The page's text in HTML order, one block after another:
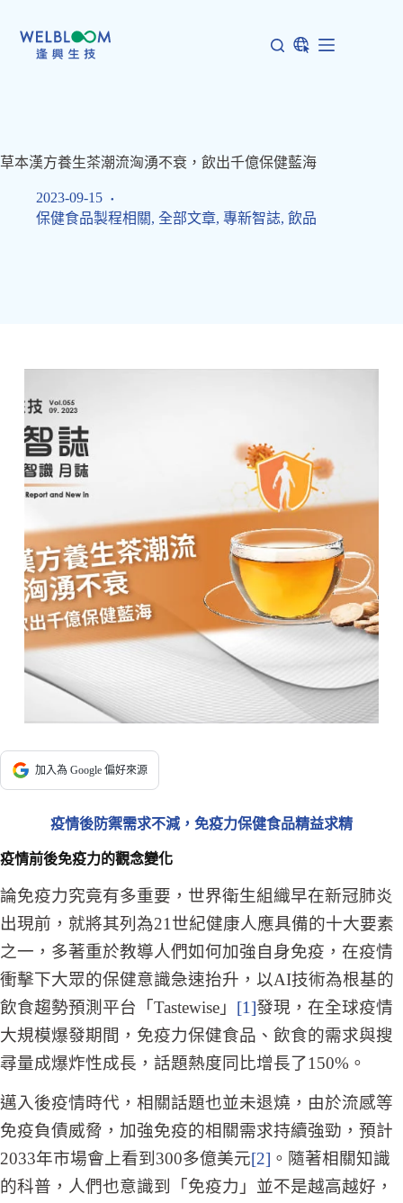
草本漢方養生茶潮流洶湧不衰，飲出千億保健藍海
2023-09-15
保健食品製程相關, 全部文章, 專新智誌, 飲品
加入為 Google 偏好來源
疫情後防禦需求不減，免疫力保健食品精益求精
疫情前後免疫力的觀念變化
論免疫力究竟有多重要，世界衛生組織早在新冠肺炎
出現前，就將其列為21世紀健康人應具備的十大要素
之一，多著重於教導人們如何加強自身免疫，在疫情
衝擊下大眾的保健意識急速抬升，以AI技術為根基的
飲食趨勢預測平台「Tastewise」 [1]發現，在全球疫情
大規模爆發期間，免疫力保健食品、飲食的需求與搜
尋量成爆炸性成長，話題熱度同比增長了150%。
邁入後疫情時代，相關話題也並未退燒，由於流感等
免疫負債威脅，加強免疫的相關需求持續強勁，預計
2033年市場會上看到300多億美元[2] 。隨著相關知識
的科普，人們也意識到「免疫力」並不是越高越好，